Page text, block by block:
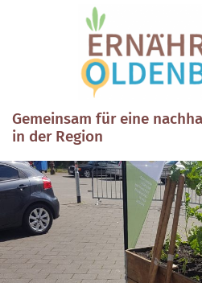
Gemeinsam für eine
in der Region